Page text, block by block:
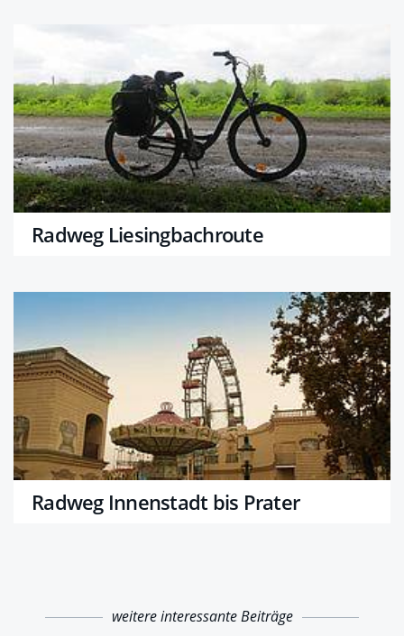
Radweg Liesingbachroute
Radweg Innenstadt bis Prater
weitere interessante Beiträge